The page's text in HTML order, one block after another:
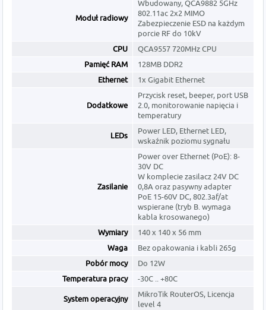
Moduł radiowy
Wbudowany, QCA9882 5GHz
802.11ac 2x2 MIMO
Zabezpieczenie ESD na każdym
porcie RF do 10kV
CPU
QCA9557 720MHz CPU
Pamięć RAM
128MB DDR2
Ethernet
1x Gigabit Ethernet
Dodatkowe
Przycisk reset, beeper, port USB
2.0, monitorowanie napięcia i
temperatury
LEDs
Power LED, Ethernet LED,
wskaźnik poziomu sygnału
Zasilanie
Power over Ethernet (PoE): 8-
30V DC
W komplecie zasilacz 24V DC
0,8A oraz pasywny adapter
PoE 15-60V DC, 802.3af/at
wspierane (tryb B. wymaga
kabla krosowanego)
Wymiary
140 x 140 x 56 mm
Waga
Bez opakowania i kabli 265g
Pobór mocy
Do 12W
Temperatura pracy
-30C .. +80C
System operacyjny
MikroTik RouterOS, Licencja
level 4